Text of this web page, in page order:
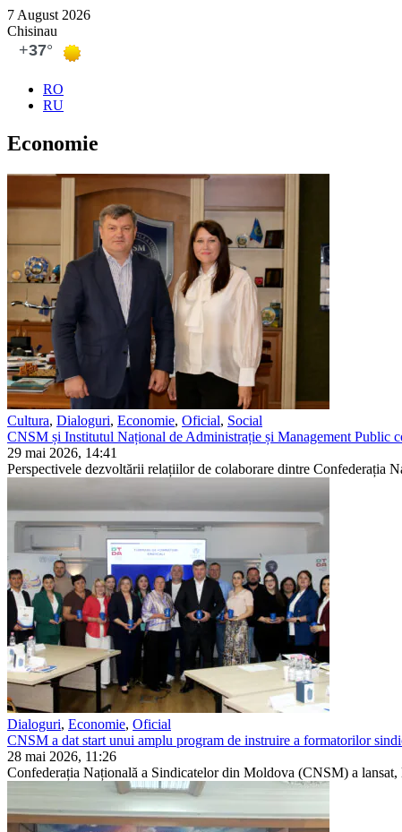
7 August 2026
Chisinau
RO
RU
Economie
Cultura, Dialoguri, Economie, Oficial, Social
CNSM și Institutul Național de Administrație și Management Public
29 mai 2026, 14:41
Perspectivele dezvoltării relațiilor de colaborare dintre
Dialoguri, Economie, Oficial
CNSM a dat start unui amplu program de instruire a formatorilor
28 mai 2026, 11:26
Confederația Națională a Sindicatelor din Moldova (CNSM) a